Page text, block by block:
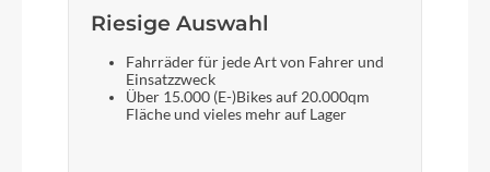
Bosch Performance Line SX (Smart System) 25/55
Kette
Riesige Auswahl
Fahrräder für jede Art von Fahrer und
Einsatzzweck
Über 15.000 (E-)Bikes auf 20.000qm
Fläche und vieles mehr auf Lager